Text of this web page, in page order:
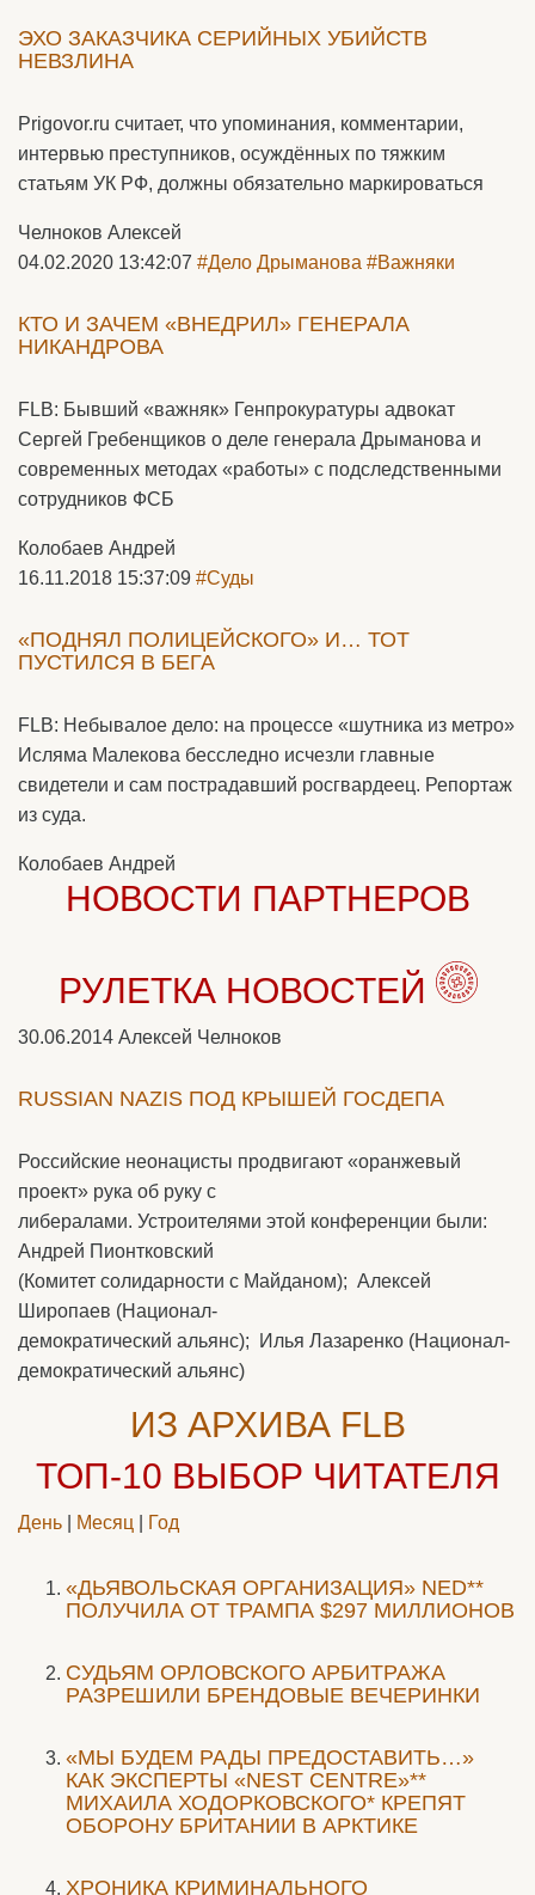
ЭХО ЗАКАЗЧИКА СЕРИЙНЫХ УБИЙСТВ
НЕВЗЛИНА
Prigovor.ru считает, что упоминания, комментарии,
интервью преступников, осуждённых по тяжким
статьям УК РФ, должны обязательно маркироваться
Челноков Алексей
04.02.2020 13:42:07 #Дело Дрыманова #Важняки
КТО И ЗАЧЕМ «ВНЕДРИЛ» ГЕНЕРАЛА
НИКАНДРОВА
FLB: Бывший «важняк» Генпрокуратуры адвокат
Сергей Гребенщиков о деле генерала Дрыманова и
современных методах «работы» с подследственными
сотрудников ФСБ
Колобаев Андрей
16.11.2018 15:37:09 #Суды
«ПОДНЯЛ ПОЛИЦЕЙСКОГО» И… ТОТ
ПУСТИЛСЯ В БЕГА
FLB: Небывалое дело: на процессе «шутника из метро»
Исляма Малекова бесследно исчезли главные
свидетели и сам пострадавший росгвардеец. Репортаж
из суда.
Колобаев Андрей
НОВОСТИ ПАРТНЕРОВ
РУЛЕТКА НОВОСТЕЙ
30.06.2014 Алексей Челноков
RUSSIAN NAZIS ПОД КРЫШЕЙ ГОСДЕПА
Российские неонацисты продвигают «оранжевый
проект» рука об руку с
либералами. Устроителями этой конференции были:
Андрей Пионтковский
(Комитет солидарности с Майданом); Алексей
Широпаев (Национал-
демократический альянс); Илья Лазаренко (Национал-
демократический альянс)
ИЗ АРХИВА FLB
ТОП-10 ВЫБОР ЧИТАТЕЛЯ
День Месяц Год
«ДЬЯВОЛЬСКАЯ ОРГАНИЗАЦИЯ» NED**
ПОЛУЧИЛА ОТ ТРАМПА $297 МИЛЛИОНОВ
CУДЬЯМ ОРЛОВСКОГО АРБИТРАЖА
РАЗРЕШИЛИ БРЕНДОВЫЕ ВЕЧЕРИНКИ
«МЫ БУДЕМ РАДЫ ПРЕДОСТАВИТЬ…»
КАК ЭКСПЕРТЫ «NEST CENTRE»**
МИХАИЛА ХОДОРКОВСКОГО* КРЕПЯТ
ОБОРОНУ БРИТАНИИ В АРКТИКЕ
ХРОНИКА КРИМИНАЛЬНОГО